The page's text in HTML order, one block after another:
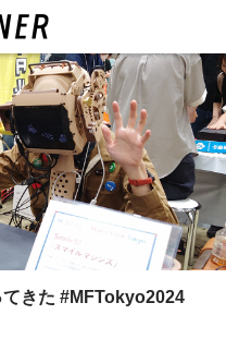
きた #MFTokyo2024